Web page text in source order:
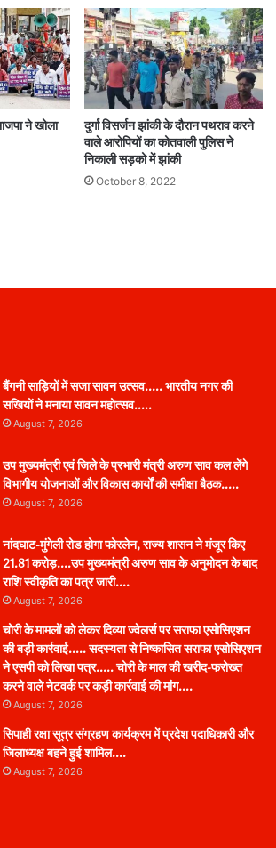
ने खोला
दुर्गा विसर्जन झांकी के दौरान पथराव करने
वाले आरोपियों का कोतवाली पुलिस ने
निकाली सड़को में झांकी
October 8, 2022
बैंगनी साड़ियों में सजा सावन उत्सव….. भारतीय नगर की
सखियों ने मनाया सावन महोत्सव…..
August 7, 2026
उप मुख्यमंत्री एवं जिले के प्रभारी मंत्री अरुण साव कल लेंगे
विभागीय योजनाओं और विकास कार्यों की समीक्षा बैठक…..
August 7, 2026
नांदघाट-मुंगेली रोड होगा फोरलेन, राज्य शासन ने मंजूर किए
21.81 करोड़….उप मुख्यमंत्री अरुण साव के अनुमोदन के बाद
राशि स्वीकृति का पत्र जारी….
August 7, 2026
चोरी के मामलों को लेकर दिव्या ज्वेलर्स पर सराफा एसोसिएशन
की बड़ी कार्रवाई….. सदस्यता से निष्कासित सराफा एसोसिएशन
ने एसपी को लिखा पत्र….. चोरी के माल की खरीद-फरोख्त
करने वाले नेटवर्क पर कड़ी कार्रवाई की मांग….
August 7, 2026
सिपाही रक्षा सूत्र संग्रहण कार्यक्रम में प्रदेश पदाधिकारी और
जिलाध्यक्ष बहने हुई शामिल….
August 7, 2026